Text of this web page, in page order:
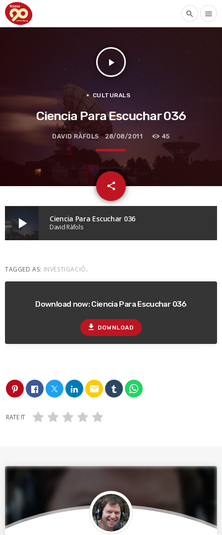
search menu
play_arrow
CULTURALS
Ciencia Para Escuchar 036
DAVID RÀFOLS 28/08/2011 45
share
email
play_arrow Ciencia Para Escuchar 036
David Ràfols
TAGGED AS: INVESTIGACIÓ.
Download now: Ciencia Para Escuchar 036
file_download DOWNLOAD
email
RATE IT